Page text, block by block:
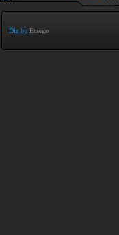
Diz by Energo